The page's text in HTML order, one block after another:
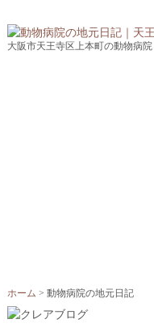
大阪市天王寺区上本町の動物病
ホーム 動物病院の地元日記